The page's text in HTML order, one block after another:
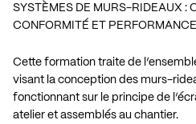
SYSTÈMES DE MURS-RIDEAUX :
CONFORMITÉ ET PERFORMANCE
Cette formation traite de
visant la conception des murs-
fonctionnant sur le principe de
atelier et assemblés au chantier.